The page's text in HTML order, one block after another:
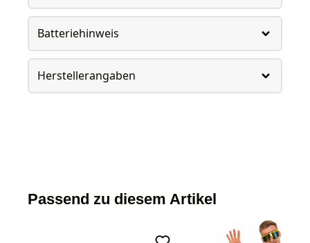
Batteriehinweis
Herstellerangaben
Passend zu diesem Artikel